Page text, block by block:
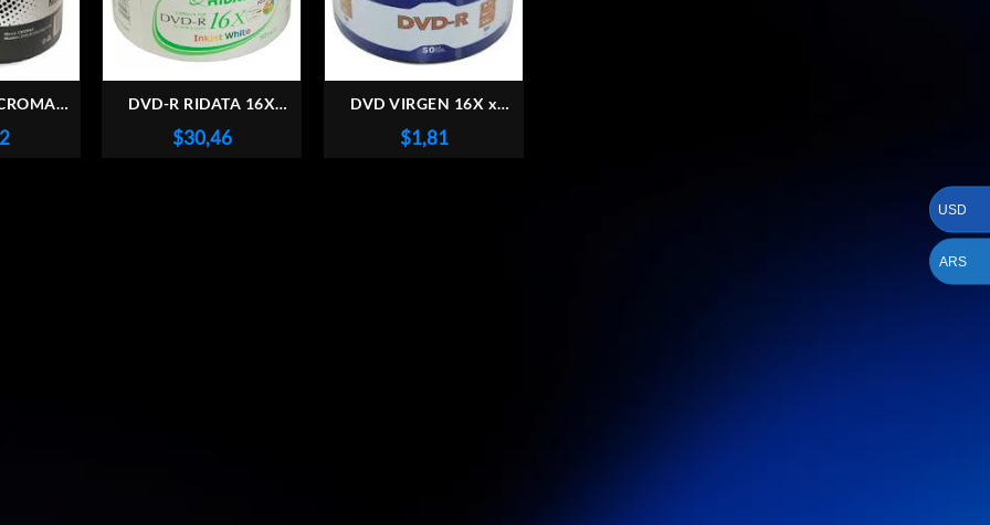
DVD-R RIDATA 16X
PRINTABLE X50 PACK
$30,46
DVD VIRGEN 16X x
UNIDAD
$1,81
USD
ARS